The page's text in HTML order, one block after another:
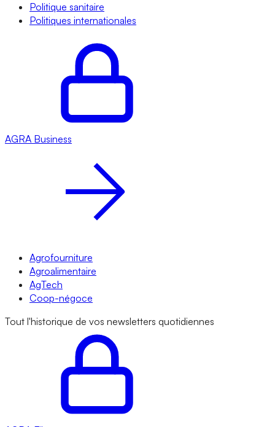
Politique sanitaire
Politiques internationales
AGRA Business
Agrofourniture
Agroalimentaire
AgTech
Coop-négoce
Tout l'historique de vos newsletters quotidiennes